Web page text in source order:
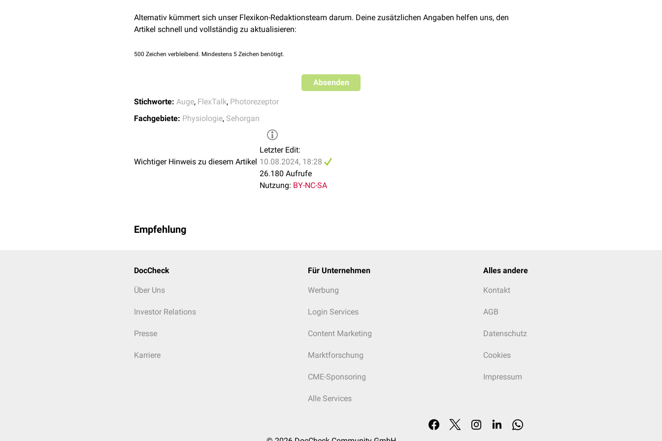
Melatoninin derEpiphyse.
Alternativ kümmert sich unser Flexikon-Redaktionsteam darum. Deine zusätzlichen Angaben helfen uns, den
Artikel schnell und vollständig zu aktualisieren:
500 Zeichen verbleibend. Mindestens 5 Zeichen benötigt.
Absenden
Stichworte: Auge, FlexTalk, Photorezeptor
Fachgebiete: Physiologie, Sehorgan
Wichtiger Hinweis zu diesem Artikel
Letzter Edit:
10.08.2024, 18:28
26.180 Aufrufe
Nutzung: BY-NC-SA
Empfehlung
DocCheck
Über Uns
Investor Relations
Presse
Karriere
Für Unternehmen
Werbung
Login Services
Content Marketing
Marktforschung
CME-Sponsoring
Alle Services
Alles andere
Kontakt
AGB
Datenschutz
Cookies
Impressum